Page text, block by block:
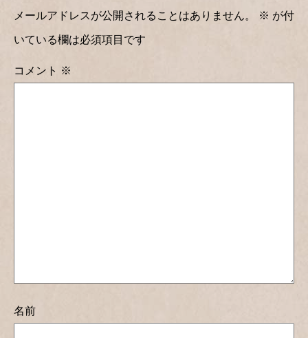
メールアドレスが公開されることはありません。 ※ が付
いている欄は必須項目です
コメント ※
名前